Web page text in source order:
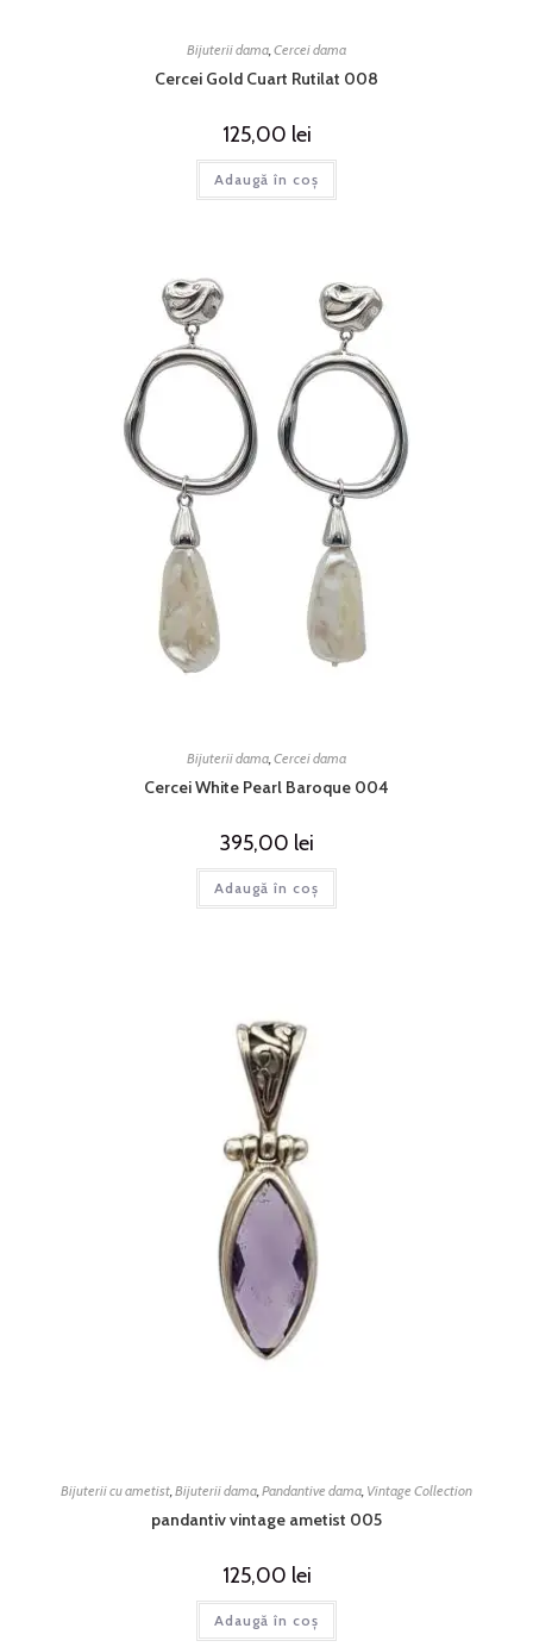
Bijuterii dama,Cercei dama
Cercei Gold Cuart Rutilat 008
125,00 lei
Adaugă în coș
Bijuterii dama Cercei dama
Cercei White Pearl Baroque 004
395,00 lei
Adaugă în coș
Bijuterii cu ametist,Bijuterii dama,Pandantive dama, Vintage Collection
pandantiv vintage ametist 005
125,00 lei
Adaugă în coș